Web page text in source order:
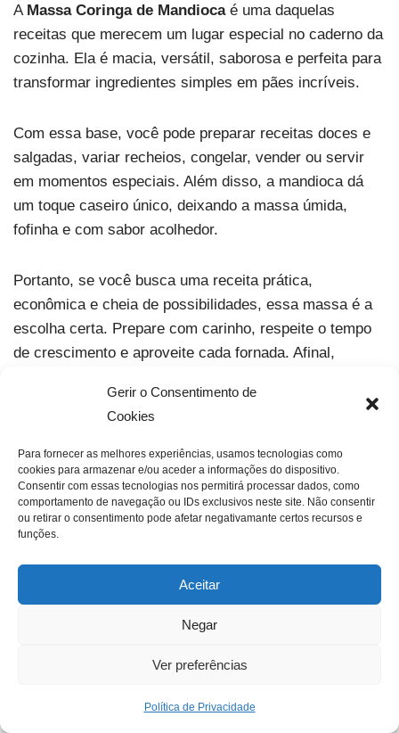
Gerir o Consentimento de
Cookies
Para fornecer as melhores experiências, usamos tecnologias como
cookies para armazenar e/ou aceder a informações do dispositivo.
Consentir com essas tecnologias nos permitirá processar dados, como
comportamento de navegação ou IDs exclusivos neste site. Não consentir
ou retirar o consentimento pode afetar negativamante certos recursos e
funções.
Aceitar
Negar
Ver preferências
Política de Privacidade
A Massa Coringa de Mandiocaé uma daquelas
receitas que merecem um lugar especial no caderno da
cozinha. Ela é macia, versátil, saborosa e perfeita para
transformar ingredientes simples em pães incríveis.
Com essa base, você pode preparar receitas doces e
salgadas, variar recheios, congelar, vender ou servir
em momentos especiais. Além disso, a mandioca dá
um toque caseiro único, deixando a massa úmida,
fofinha e com sabor acolhedor.
Portanto, se você busca uma receita prática,
econômica e cheia de possibilidades, essa massa é a
escolha certa. Prepare com carinho, respeite o tempo
de crescimento e aproveite cada fornada. Afinal,
caseiro saindo do forno.
O seu endereço de email não será publicado.
Campos obrigatórios marcados com